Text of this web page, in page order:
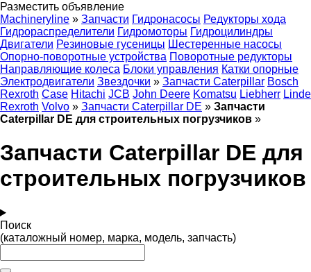
Разместить объявление
Machineryline » Запчасти Гидронасосы Редукторы хода
Гидрораспределители Гидромоторы Гидроцилиндры
Двигатели Резиновые гусеницы Шестеренные насосы
Опорно-поворотные устройства Поворотные редукторы
Направляющие колеса Блоки управления Катки опорные
Электродвигатели Звездочки » Запчасти Caterpillar Bosch
Rexroth Case Hitachi JCB John Deere Komatsu Liebherr Linde
Rexroth Volvo » Запчасти Caterpillar DE » Запчасти
Caterpillar DE для строительных погрузчиков »
Запчасти Caterpillar DE для
строительных погрузчиков
Поиск
(каталожный номер, марка, модель, запчасть)